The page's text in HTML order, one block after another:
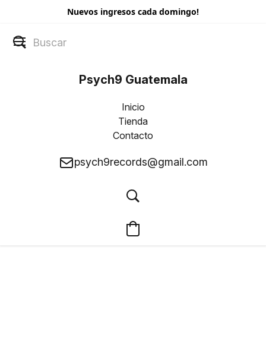
Nuevos ingresos cada domingo!
Psych9 Guatemala
Inicio
Tienda
Contacto
psych9records@gmail.com